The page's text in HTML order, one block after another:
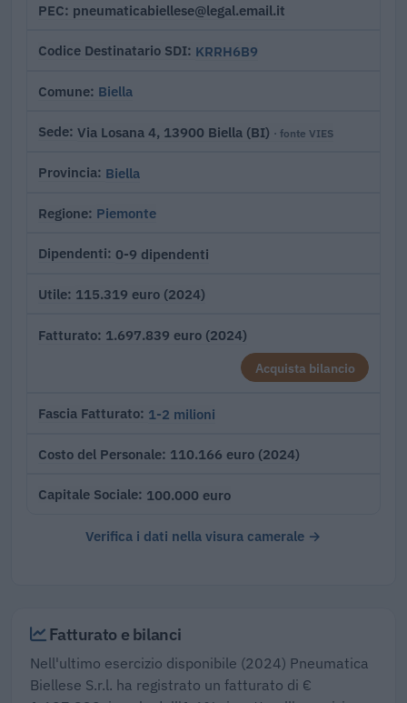
PEC pneumaticabiellese@legal.email.it
Codice Destinatario SDI KRRH6B9
Comune Biella
Sede Via Losana 4, 13900 Biella (BI) · fonte VIES
Provincia Biella
Regione Piemonte
Dipendenti 0-9 dipendenti
Utile 115.319 euro (2024)
Fatturato 1.697.839 euro (2024)
Acquista bilancio
Fascia Fatturato 1-2 milioni
Costo del Personale 110.166 euro (2024)
Capitale Sociale 100.000 euro
Verifica i dati nella visura camerale →
Fatturato e bilanci
Nell'ultimo esercizio disponibile (2024) Pneumatica
Biellese S.r.l. ha registrato un fatturato di €